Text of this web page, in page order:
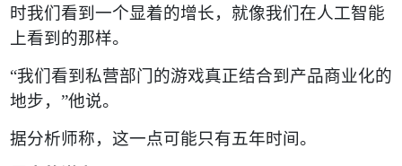
时我们看到一个显着的增长，就像我们在人工智能
上看到的那样。
“我们看到私营部门的游戏真正结合到产品商业化的
地步， ”他说。
据分析师称，这一点可能只有五年时间。